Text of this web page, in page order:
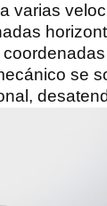
varias
se